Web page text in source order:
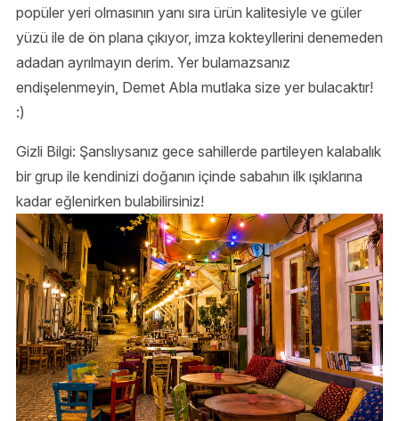
popüler yeri olmasının yanı sıra ürün kalitesiyle ve güler
yüzü ile de ön plana çıkıyor, imza kokteyllerini denemeden
adadan ayrılmayın derim. Yer bulamazsanız
endişelenmeyin, Demet Abla mutlaka size yer bulacaktır!
:)
Gizli Bilgi: Şanslıysanız gece sahillerde partileyen kalabalık
bir grup ile kendinizi doğanın içinde sabahın ilk ışıklarına
kadar eğlenirken bulabilirsiniz!